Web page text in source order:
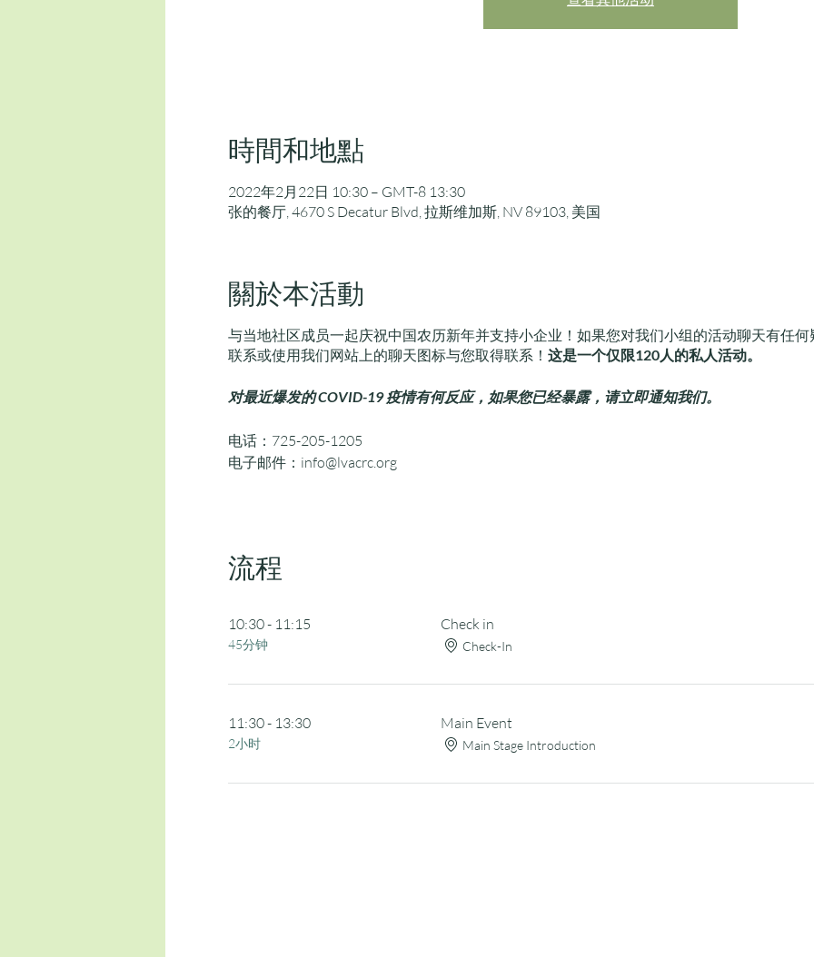
時間和地點
2022年2月22日 10:30 – GMT-8 13:30
张的餐厅, 4670 S Decatur Blvd, 拉斯维加斯, NV 89103, 美国
關於本活動
与当地社区成员一起庆祝中国农历新年并支持小企业！如果您对我们小组的活动聊天有任
联系或使用我们网站上的聊天图标与您取得联系！ 这是一个仅限120人的私人活动。
对最近爆发的 COVID-19 疫情有何反应，如果您已经暴露，请立即通知我们。
电话：725-205-1205
电子邮件：info@lvacrc.org
流程
10:30 - 11:15
45分钟
Check in
Check-In
11:30 - 13:30
2小时
Main Event
Main Stage Introduction